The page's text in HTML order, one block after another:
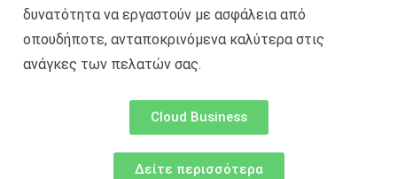
δυνατότητα να εργαστούν με ασφάλεια από
οπουδήποτε, ανταποκρινόμενα καλύτερα στις
ανάγκες των πελατών σας.
Cloud Business
Δείτε περισσότερα